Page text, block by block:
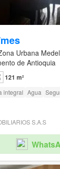
Urbana
de Antioquia
121 m²
integral Agua
S.A.S